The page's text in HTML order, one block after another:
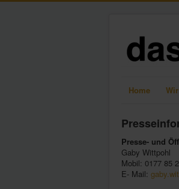
Home
Presse- und
Gaby Wittpohl
Mobil: 0177 85
E- Mail: